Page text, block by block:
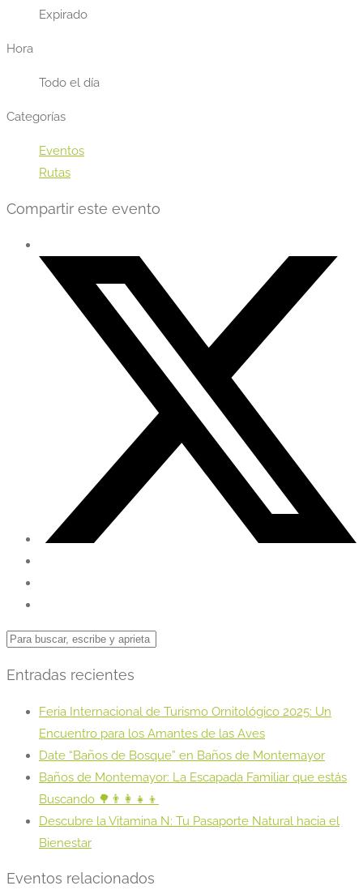
Expirado
Hora
Todo el día
Categorías
Eventos
Rutas
Compartir este evento
Entradas recientes
Feria Internacional de Turismo Ornitológico 2025: Un
Encuentro para los Amantes de las Aves
Date “Baños de Bosque” en Baños de Montemayor
Baños de Montemayor: La Escapada Familiar que estás
Buscando 🌳👨‍👩‍👧‍👦
Descubre la Vitamina N: Tu Pasaporte Natural hacia el
Bienestar
Eventos relacionados